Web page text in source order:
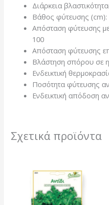
Διάρκεια
Βάθος φύτευσης (cm):
Απόσταση φύτευσης
100
Απόσταση φύτευσης
Βλάστηση σπόρου σε
Ενδεικτική
Ποσότητα φύτευσης
Ενδεικτική απόδοση
Σχετικά προϊόντα